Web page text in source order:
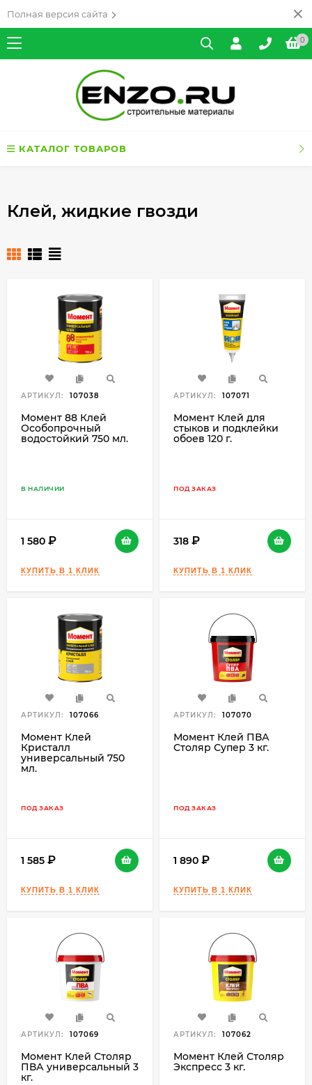
Полная версия сайта
0
КАТАЛОГ ТОВАРОВ
Клей, жидкие гвозди
АРТИКУЛ: 107038
Момент 88 Клей
Особопрочный
водостойкий 750 мл.
В НАЛИЧИИ
1 580
АРТИКУЛ: 107071
Момент Клей для
стыков и подклейки
обоев 120 г.
ПОД ЗАКАЗ
318
АРТИКУЛ: 107066
Момент Клей
Кристалл
универсальный 750
мл.
ПОД ЗАКАЗ
1 585
АРТИКУЛ: 107070
Момент Клей ПВА
Столяр Супер 3 кг.
ПОД ЗАКАЗ
1 890
АРТИКУЛ: 107069
Момент Клей Столяр
ПВА универсальный 3
кг.
АРТИКУЛ: 107062
Момент Клей Столяр
Экспресс 3 кг.